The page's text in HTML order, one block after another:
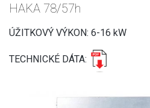
HAKA 78/57h
ÚŽITKOVÝ VÝKON: 6-16 kW
TECHNICKÉ DÁTA: